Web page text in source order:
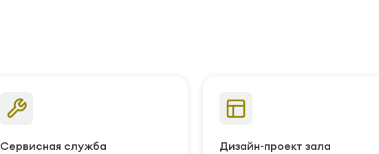
Сервисная служба Дизайн-проект зала